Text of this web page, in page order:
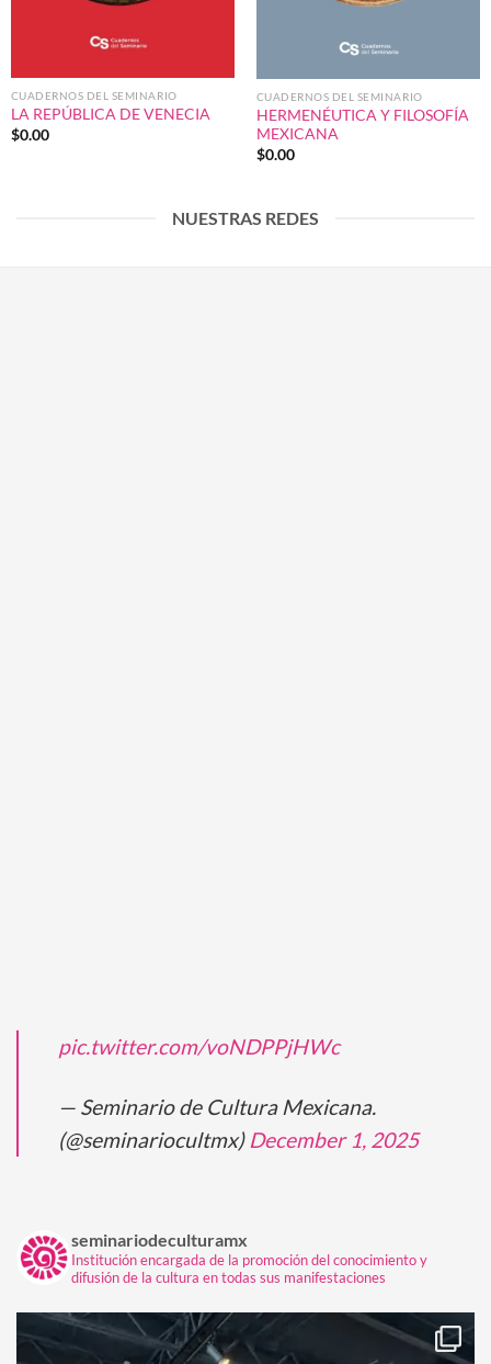
CUADERNOS DEL SEMINARIO
LA REPÚBLICA DE VENECIA
$0.00
CUADERNOS DEL SEMINARIO
HERMENÉUTICA Y FILOSOFÍA
MEXICANA
$0.00
NUESTRAS REDES
pic.twitter.com/voNDPPjHWc
— Seminario de Cultura Mexicana.
(@seminariocultmx) December 1, 2025
seminariodeculturamx
Institución encargada de la promoción del conocimiento y
difusión de la cultura en todas sus manifestaciones